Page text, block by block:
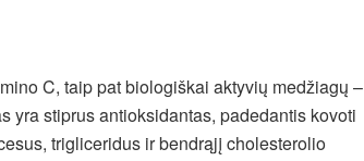
C, taip pat biologiškai aktyvių medžiagų –
yra stiprus antioksidantas, padedantis kovoti
trigliceridus ir bendrąjį cholesterolio